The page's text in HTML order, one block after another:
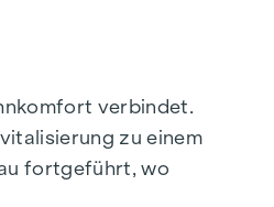
verbindet.
zu einem
fortgeführt, wo